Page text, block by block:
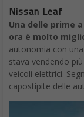
Nissan Leaf
Una delle prime
ora è molto
autonomia con
stava vendendo
veicoli elettrici.
capostipite delle